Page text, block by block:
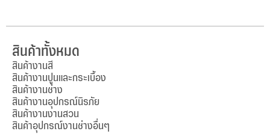
สินค้าทั้งหมด
สินค้างานสี
สินค้างานปูนและกระเบื้อง
สินค้างานช่าง
สินค้างานอุปกรณ์นิรภัย
สินค้างานงานสวน
สินค้าอุปกรณ์งานช่างอื่นๆ